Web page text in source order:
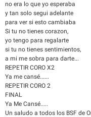
no era lo que yo esperaba
y tan solo segui adelante
para ver si esto cambiaba
Si tu no tienes corazon,
yo tengo para regalarte
si tu no tienes sentimientos,
a mi me sobra para darte...
REPETIR CORO X2
Ya me cansé......
REPETIR CORO 2
FINAL
Ya Me Cansé.....
Un saludo a todos los BSF de